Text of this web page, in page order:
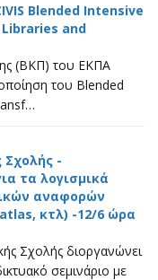
Blended Intensive
and
(ΒΚΠ) του ΕΚΠΑ
του Blended
Σχολής -
τα λογισμικά
αναφορών
κτλ) -12/6 ώρα
Σχολής διοργανώνει
σεμινάριο με